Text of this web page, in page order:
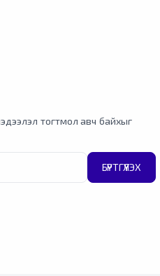
тогтмол авч байхыг
БҮРТГҮҮЛЭХ